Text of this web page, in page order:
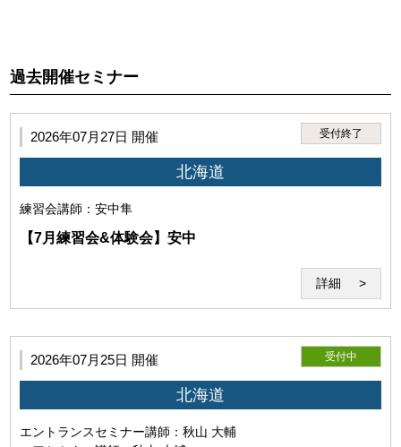
とします。
「セミナーシステム」とは、教材及びWeb会議システム
「Zoom」を用いた本サービスのシステムを指すものとしま
す。 当研究所が必要と判断した場合は、セミナーシステムを
変更することがあります。
過去開催セミナー
2026年07月27日 開催 受付終了
北海道
練習会講師：安中隼
【7月練習会&体験会】安中
詳細
2026年07月25日 開催 受付中
北海道
エントランスセミナー講師：秋山 大輔